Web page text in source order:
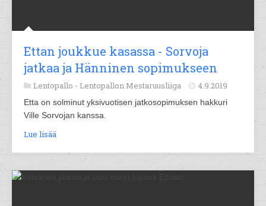
Ettan joukkue kasassa - Sorvoja
jatkaa ja Hänninen sopimukseen
Lentopallo - Lentopallon Mestaruusliiga 4.9.2019
Etta on solminut yksivuotisen jatkosopimuksen hakkuri
Ville Sorvojan kanssa.
Lue lisää